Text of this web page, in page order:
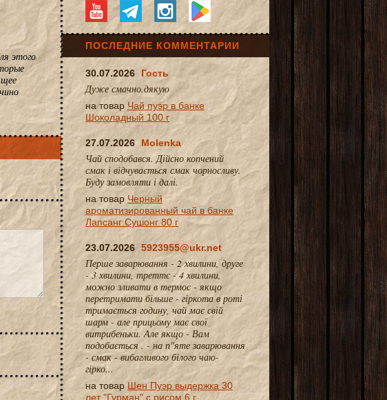
этого
ПОСЛЕДНИЕ КОММЕНТАРИИ
30.07.2026 Гость
Дуже смачно.дякую
на товар Чай пуэр в банке
Шоколадный 100 г
27.07.2026 Molenka
Чай сподобався. Дійсно копчений
смак і відчувається смак чорносливу.
Буду замовляти і далі.
на товар Черный
ароматизированный чай в банке
Лапсанг Сушонг 80 г
23.07.2026 5923955@ukr.net
Перше заварювання - 2 хвилини, друге
- 3 хвилини, треттє - 4 хвилини,
можно зливати в термос - якщо
перетримати більше - гіркота в роті
тримається годину, чай має свій
шарм - але прицьому має свої
витрибеньки. Але якщо - Вам
подобається . - на п"яте заварювання
- смак - вибагливого білого чаю-
гірко...
на товар Шен Пуэр выдержка 30
лет "Гурман" с рисом 6 г